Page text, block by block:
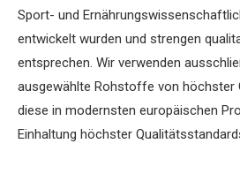
Sport- und
entwickelt wurden und strengen
entsprechen. Wir verwenden
ausgewählte Rohstoffe von höchster
diese in modernsten europäischen
Einhaltung höchster